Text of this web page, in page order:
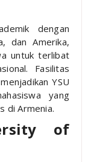
dengan
dan Amerika,
untuk terlibat
Fasilitas
YSU
yang
di Armenia.
of